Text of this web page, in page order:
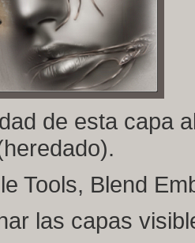
de esta capa
Tools, Blend
las capas